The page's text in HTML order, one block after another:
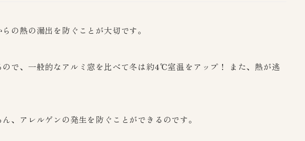
の熱の漏出を防ぐことが大切です。
で、一般的なアルミ窓を比べて冬は約4℃室温をアップ！ また、熱が逃
、アレルゲンの発生を防ぐことができるのです。